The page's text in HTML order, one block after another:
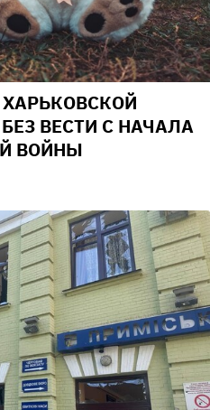
ХАРЬКОВСКОЙ
ВЕСТИ С НАЧАЛА
ВОЙНЫ